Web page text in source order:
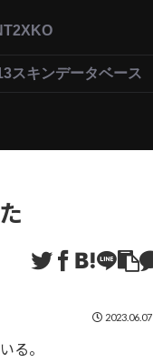
2XKO
スキンデータベース
2023.06.07
る。